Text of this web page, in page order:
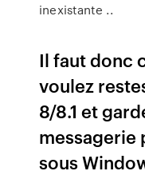
inexistante ..
Il faut donc
voulez
8/8.1 et
messagerie
sous